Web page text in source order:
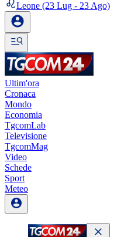
Leone (23 Lug - 23 Ago)
Ultim'ora
Cronaca
Mondo
Economia
TgcomLab
Televisione
TgcomMag
Video
Schede
Sport
Meteo